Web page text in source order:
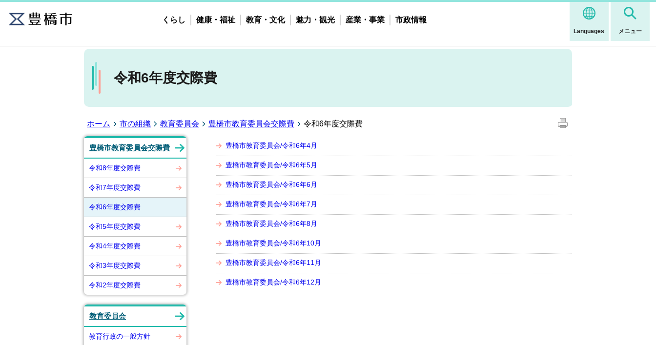
Languages メニュー
くらし 健康・福祉 教育・文化 魅力・観光 産業・事業 市政情報
令和6年度交際費
ホーム 市の組織 教育委員会 豊橋市教育委員会交際費 令和6年度交際費
豊橋市教育委員会交際費
令和8年度交際費
令和7年度交際費
令和6年度交際費
令和5年度交際費
令和4年度交際費
令和3年度交際費
令和2年度交際費
教育委員会
教育行政の一般方針
豊橋市教育委員会/令和6年4月
豊橋市教育委員会/令和6年5月
豊橋市教育委員会/令和6年6月
豊橋市教育委員会/令和6年7月
豊橋市教育委員会/令和6年8月
豊橋市教育委員会/令和6年10月
豊橋市教育委員会/令和6年11月
豊橋市教育委員会/令和6年12月